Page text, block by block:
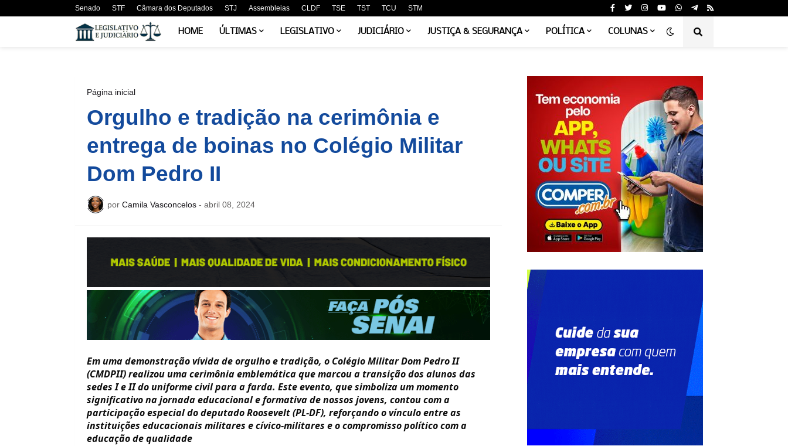
Senado STF Câmara dos Deputados STJ Assembleias CLDF TSE TST TCU STM
HOME ÚLTIMAS LEGISLATIVO JUDICIÁRIO JUSTIÇA & SEGURANÇA POLÍTICA COLUNAS
Página inicial
Orgulho e tradição na cerimônia e
entrega de boinas no Colégio Militar
Dom Pedro II
por Camila Vasconcelos - abril 08, 2024
Em uma demonstração vívida de orgulho e tradição, o Colégio Militar Dom Pedro II
(CMDPII) realizou uma cerimônia emblemática que marcou a transição dos alunos das
sedes I e II do uniforme civil para a farda. Este evento, que simboliza um momento
significativo na jornada educacional e formativa de nossos jovens, contou com a
participação especial do deputado Roosevelt (PL-DF), reforçando o vínculo entre as
instituições educacionais militares e cívico-militares e o compromisso político com a
educação de qualidade